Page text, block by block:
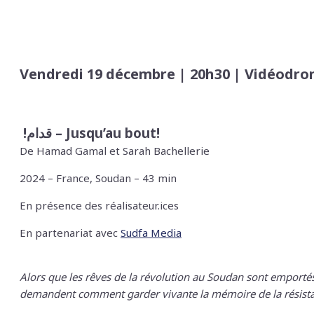
Vendredi 19 décembre | 20h30 |
!قدام – Jusqu’au bout!
De Hamad Gamal et Sarah Bachellerie
2024 – France, Soudan – 43 min
En présence des réalisateur.ices
En partenariat avec Sudfa Media
Alors que les rêves de la révolution au Soudan sont
demandent comment garder vivante la mémoire de la